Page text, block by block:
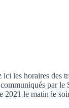
ici les horaires des
par le
2021 le matin le